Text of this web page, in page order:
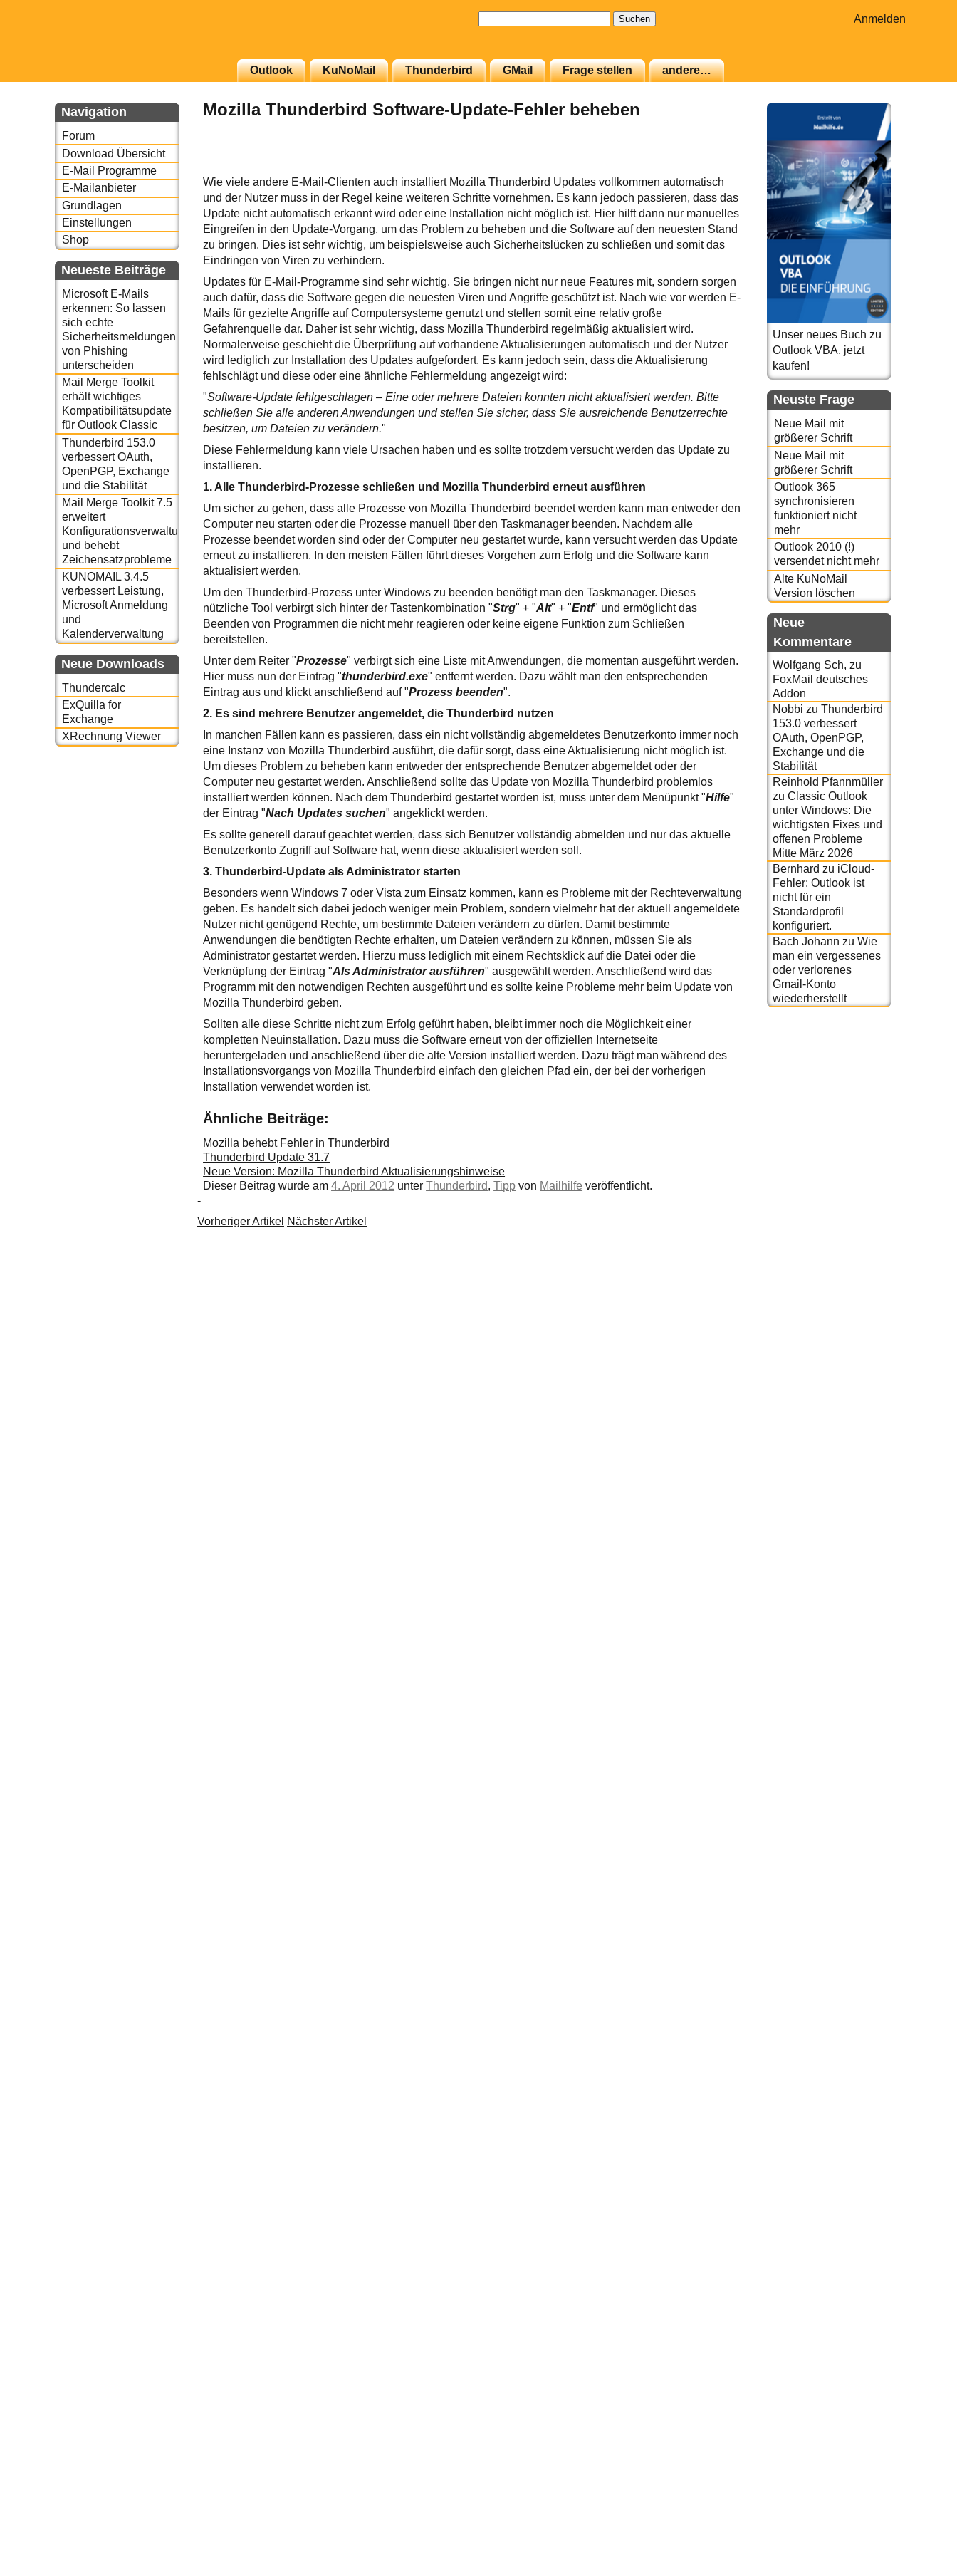
Anmelden
Outlook KuNoMail Thunderbird GMail Frage stellen andere…
Navigation
Forum
Download Übersicht
E-Mail Programme
E-Mailanbieter
Grundlagen
Einstellungen
Shop
Neueste Beiträge
Microsoft E-Mails
erkennen: So lassen
sich echte
Sicherheitsmeldungen
von Phishing
unterscheiden
Mail Merge Toolkit
erhält wichtiges
Kompatibilitätsupdate
für Outlook Classic
Thunderbird 153.0
verbessert OAuth,
OpenPGP, Exchange
und die Stabilität
Mail Merge Toolkit 7.5
erweitert
Konfigurationsverwaltung
und behebt
Zeichensatzprobleme
KUNOMAIL 3.4.5
verbessert Leistung,
Microsoft Anmeldung
und
Kalenderverwaltung
Neue Downloads
Thundercalc
ExQuilla for
Exchange
XRechnung Viewer
Mozilla Thunderbird Software-Update-Fehler beheben
Wie viele andere E-Mail-Clienten auch installiert Mozilla Thunderbird Updates vollkommen automatisch
und der Nutzer muss in der Regel keine weiteren Schritte vornehmen. Es kann jedoch passieren, dass das
Update nicht automatisch erkannt wird oder eine Installation nicht möglich ist. Hier hilft dann nur manuelles
Eingreifen in den Update-Vorgang, um das Problem zu beheben und die Software auf den neuesten Stand
zu bringen. Dies ist sehr wichtig, um beispielsweise auch Sicherheitslücken zu schließen und somit das
Eindringen von Viren zu verhindern.
Updates für E-Mail-Programme sind sehr wichtig. Sie bringen nicht nur neue Features mit, sondern sorgen
auch dafür, dass die Software gegen die neuesten Viren und Angriffe geschützt ist. Nach wie vor werden E-
Mails für gezielte Angriffe auf Computersysteme genutzt und stellen somit eine relativ große
Gefahrenquelle dar. Daher ist sehr wichtig, dass Mozilla Thunderbird regelmäßig aktualisiert wird.
Normalerweise geschieht die Überprüfung auf vorhandene Aktualisierungen automatisch und der Nutzer
wird lediglich zur Installation des Updates aufgefordert. Es kann jedoch sein, dass die Aktualisierung
fehlschlägt und diese oder eine ähnliche Fehlermeldung angezeigt wird:
"Software-Update fehlgeschlagen – Eine oder mehrere Dateien konnten nicht aktualisiert werden. Bitte
schließen Sie alle anderen Anwendungen und stellen Sie sicher, dass Sie ausreichende Benutzerrechte
besitzen, um Dateien zu verändern."
Diese Fehlermeldung kann viele Ursachen haben und es sollte trotzdem versucht werden das Update zu
installieren.
1. Alle Thunderbird-Prozesse schließen und Mozilla Thunderbird erneut ausführen
Um sicher zu gehen, dass alle Prozesse von Mozilla Thunderbird beendet werden kann man entweder den
Computer neu starten oder die Prozesse manuell über den Taskmanager beenden. Nachdem alle
Prozesse beendet worden sind oder der Computer neu gestartet wurde, kann versucht werden das Update
erneut zu installieren. In den meisten Fällen führt dieses Vorgehen zum Erfolg und die Software kann
aktualisiert werden.
Um den Thunderbird-Prozess unter Windows zu beenden benötigt man den Taskmanager. Dieses
nützliche Tool verbirgt sich hinter der Tastenkombination "Strg" + "Alt" + "Entf" und ermöglicht das
Beenden von Programmen die nicht mehr reagieren oder keine eigene Funktion zum Schließen
bereitstellen.
Unter dem Reiter "Prozesse" verbirgt sich eine Liste mit Anwendungen, die momentan ausgeführt werden.
Hier muss nun der Eintrag "thunderbird.exe" entfernt werden. Dazu wählt man den entsprechenden
Eintrag aus und klickt anschließend auf "Prozess beenden".
2. Es sind mehrere Benutzer angemeldet, die Thunderbird nutzen
In manchen Fällen kann es passieren, dass ein nicht vollständig abgemeldetes Benutzerkonto immer noch
eine Instanz von Mozilla Thunderbird ausführt, die dafür sorgt, dass eine Aktualisierung nicht möglich ist.
Um dieses Problem zu beheben kann entweder der entsprechende Benutzer abgemeldet oder der
Computer neu gestartet werden. Anschließend sollte das Update von Mozilla Thunderbird problemlos
installiert werden können. Nach dem Thunderbird gestartet worden ist, muss unter dem Menüpunkt "Hilfe"
der Eintrag "Nach Updates suchen" angeklickt werden.
Es sollte generell darauf geachtet werden, dass sich Benutzer vollständig abmelden und nur das aktuelle
Benutzerkonto Zugriff auf Software hat, wenn diese aktualisiert werden soll.
3. Thunderbird-Update als Administrator starten
Besonders wenn Windows 7 oder Vista zum Einsatz kommen, kann es Probleme mit der Rechteverwaltung
geben. Es handelt sich dabei jedoch weniger mein Problem, sondern vielmehr hat der aktuell angemeldete
Nutzer nicht genügend Rechte, um bestimmte Dateien verändern zu dürfen. Damit bestimmte
Anwendungen die benötigten Rechte erhalten, um Dateien verändern zu können, müssen Sie als
Administrator gestartet werden. Hierzu muss lediglich mit einem Rechtsklick auf die Datei oder die
Verknüpfung der Eintrag "Als Administrator ausführen" ausgewählt werden. Anschließend wird das
Programm mit den notwendigen Rechten ausgeführt und es sollte keine Probleme mehr beim Update von
Mozilla Thunderbird geben.
Sollten alle diese Schritte nicht zum Erfolg geführt haben, bleibt immer noch die Möglichkeit einer
kompletten Neuinstallation. Dazu muss die Software erneut von der offiziellen Internetseite
heruntergeladen und anschließend über die alte Version installiert werden. Dazu trägt man während des
Installationsvorgangs von Mozilla Thunderbird einfach den gleichen Pfad ein, der bei der vorherigen
Installation verwendet worden ist.
Ähnliche Beiträge:
Mozilla behebt Fehler in Thunderbird
Thunderbird Update 31.7
Neue Version: Mozilla Thunderbird Aktualisierungshinweise
Dieser Beitrag wurde am4. April 2012 unterThunderbird,Tipp von Mailhilfe veröffentlicht.
-
Vorheriger Artikel Nächster Artikel
Unser neues Buch zu
Outlook VBA, jetzt
kaufen!
Neuste Frage
Neue Mail mit
größerer Schrift
Neue Mail mit
größerer Schrift
Outlook 365
synchronisieren
funktioniert nicht
mehr
Outlook 2010 (!)
versendet nicht mehr
Alte KuNoMail
Version löschen
Neue
Kommentare
Wolfgang Sch, zu
FoxMail deutsches
Addon
Nobbi zu Thunderbird
153.0 verbessert
OAuth, OpenPGP,
Exchange und die
Stabilität
Reinhold Pfannmüller
zu Classic Outlook
unter Windows: Die
wichtigsten Fixes und
offenen Probleme
Mitte März 2026
Bernhard zu iCloud-
Fehler: Outlook ist
nicht für ein
Standardprofil
konfiguriert.
Bach Johann zu Wie
man ein vergessenes
oder verlorenes
Gmail-Konto
wiederherstellt
oder auch